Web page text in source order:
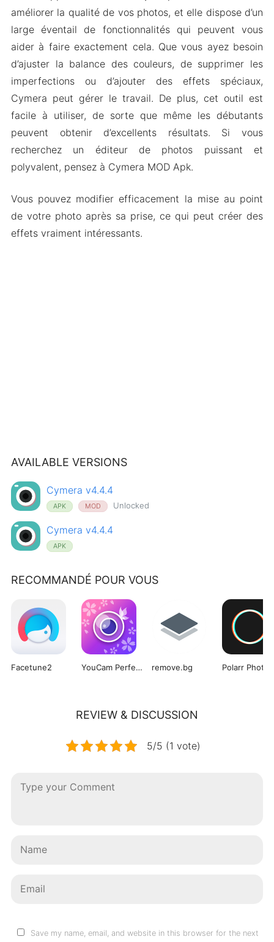
améliorer la qualité de vos photos, et elle dispose d’un
large éventail de fonctionnalités qui peuvent vous
aider à faire exactement cela. Que vous ayez besoin
d’ajuster la balance des couleurs, de supprimer les
imperfections ou d’ajouter des effets spéciaux,
Cymera peut gérer le travail. De plus, cet outil est
facile à utiliser, de sorte que même les débutants
peuvent obtenir d’excellents résultats. Si vous
recherchez un éditeur de photos puissant et
polyvalent, pensez à Cymera MOD Apk.
Vous pouvez modifier efficacement la mise au point
de votre photo après sa prise, ce qui peut créer des
effets vraiment intéressants.
AVAILABLE VERSIONS
Cymera v4.4.4
APK MOD Unlocked
Cymera v4.4.4
APK
RECOMMANDÉ POUR VOUS
Facetune2 YouCam Perfect remove.bg
REVIEW & DISCUSSION
5/5 (1 vote)
Save my name, email, and website in this browser for the next